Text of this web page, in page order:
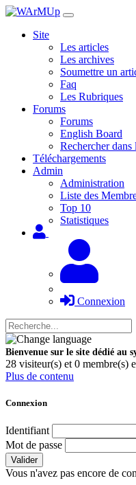
Site
Les articles
Les archives
Soumettre un
Faq
Les Rubriques
Forums
Forums
English Board
Rechercher dans
Téléchargements
Admin
Administration
Liste des
Top 10
Statistiques
Connexion
Bienvenue sur le site dédié au
28 visiteur(s) et 0 membre(s)
Plus de contenu
Connexion
Identifiant
Mot de passe
Valider
Vous n'avez pas encore de